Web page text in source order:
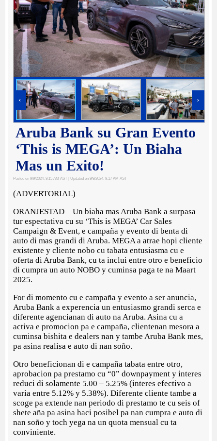
‹ ›
Aruba Bank su Gran Evento
‘This is MEGA’: Un Biaha
Mas un Exito!
Posted on 9/9/2024, 9:15 AM AST | Updated on 9/9/2024, 9:17 AM AST
(ADVERTORIAL)
ORANJESTAD – Un biaha mas Aruba Bank a surpasa
tur espectativa cu su ‘This is MEGA’ Car Sales
Campaign & Event, e campaña y evento di benta di
auto di mas grandi di Aruba. MEGA a atrae hopi cliente
existente y cliente nobo cu tabata entusiasma cu e
oferta di Aruba Bank, cu ta inclui entre otro e beneficio
di cumpra un auto NOBO y cuminsa paga te na Maart
2025.
For di momento cu e campaña y evento a ser anuncia,
Aruba Bank a experencia un entusiasmo grandi serca e
diferente agencianan di auto na Aruba. Asina cu a
activa e promocion pa e campaña, clientenan mesora a
cuminsa bishita e dealers nan y tambe Aruba Bank mes,
pa asina realisa e auto di nan soño.
Otro beneficionan di e campaña tabata entre otro,
aprobacion pa prestamo cu “0” downpayment y interes
reduci di solamente 5.00 – 5.25% (interes efectivo a
varia entre 5.12% y 5.38%). Diferente cliente tambe a
scoge pa extende nan periodo di prestamo te cu seis of
shete aña pa asina haci posibel pa nan cumpra e auto di
nan soño y toch yega na un quota mensual cu ta
conviniente.